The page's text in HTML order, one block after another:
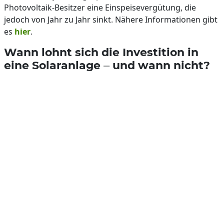
Photovoltaik-Besitzer eine Einspeisevergütung, die
jedoch von Jahr zu Jahr sinkt. Nähere Informationen gibt
es hier.
Wann lohnt sich die Investition in
eine Solaranlage – und wann nicht?